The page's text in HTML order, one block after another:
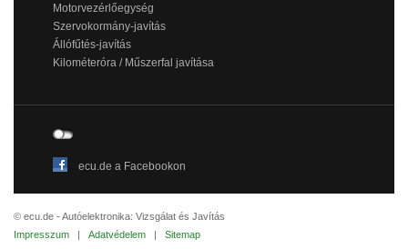
Motorvezérlőegység
Szervokormány-javítás
Állófűtés-javítás
Kilométeróra / Műszerfal javítása
ecu.de a Facebookon
© ecu.de - Autóelektronika: Vizsgálat és Javítás
Impresszum
| Adatvédelem | Sitemap